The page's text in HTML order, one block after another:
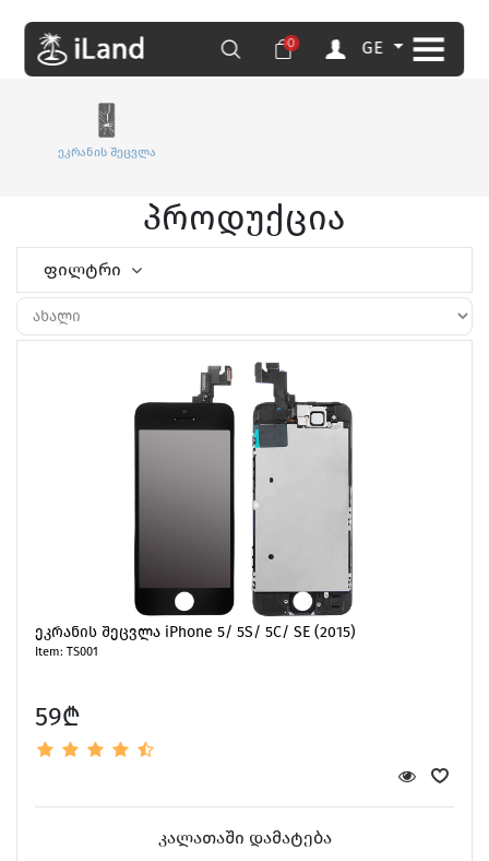
0 GE
ეკრანის შეცვლა
პროდუქცია
ფილტრი
ეკრანის შეცვლა iPhone 5/ 5S/ 5C/ SE (2015)
Item: TS001
59₾
კალათაში დამატება